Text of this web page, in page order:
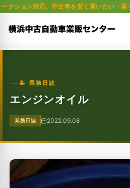
。中古車を安く買いたい・高く売りた
📝 業務日誌
エンジンオイル
業務日誌 2022.09.08